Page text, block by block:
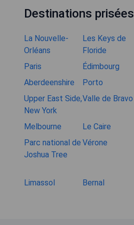
Destinations prisées
La Nouvelle-
Orléans
Les Keys de
Floride
Paris Édimbourg
Aberdeenshire
Porto
Upper East Side,
New York
Valle de Bravo
Melbourne Le Caire
Parc national de
Joshua Tree
Vérone
Limassol
Bernal